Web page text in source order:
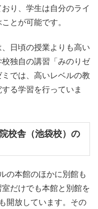
り、学生は自分のライ
とが可能です。
日頃の授業よりも高い
独自の講習「みのりゼ
では、高いレベルの教
る学習を行っていま
校舎（池袋校）の
の本館のほかに別館も
だけでも本館と別館を
開放しています。その